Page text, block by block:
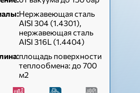
Нержавеющая сталь
AISI 304 (1.4301),
нержавеющая сталь
AISI 316L (1.4404)
площадь поверхности
теплообмена: до 700
м2